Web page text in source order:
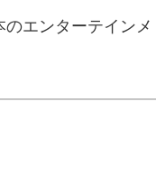
エンターテインメ